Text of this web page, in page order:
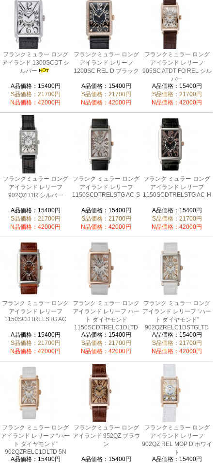
フランクミュラー ロング
アイランド 1300SCDT シ
ルバー
A品価格：15400円
S品価格：21700円
N品価格：42000円
フランクミュラー ロング
アイランド レリーフ
1200SC REL D ブラック
A品価格：15400円
S品価格：21700円
N品価格：42000円
フランクミュラー ロング
アイランド レリーフ
905SC ATDT FO REL シル
バー
A品価格：15400円
S品価格：21700円
N品価格：42000円
フランクミュラー ロング
アイランド レリーフ
902QZD1R シルバー
A品価格：15400円
S品価格：21700円
N品価格：42000円
フランク ミュラー ロング
アイランド レリーフ
1150SCDTRELSTG AC-S
A品価格：15400円
S品価格：21700円
N品価格：42000円
フランク ミュラー ロング
アイランド レリーフ
1150SCDTRELSTG AC-H
A品価格：15400円
S品価格：21700円
N品価格：42000円
フランク ミュラー ロング
アイランド レリーフ
1150SCDTRELSTG AC
A品価格：15400円
S品価格：21700円
N品価格：42000円
フランク ミュラー ロング
アイランド レリーフ ハー
ト ダイヤモンド
1150SCDTRELC1DLTD
5N
A品価格：15400円
S品価格：21700円
N品価格：42000円
フランク ミュラー ロング
アイランド レリーフ “ハー
ト ダイヤモンド”
902QZRELC1DSTGLTD
AC
A品価格：15400円
S品価格：21700円
N品価格：42000円
フランク ミュラー ロング
アイランド レリーフ “ハー
ト ダイヤモンド”
902QZRELC1DLTD 5N
A品価格：15400円
フランクミュラー ロング
アイランド 952QZ ブラウ
ン
A品価格：15400円
フランクミュラー ロング
アイランド レリーフ
902QZ REL MOP D ホワイ
ト
A品価格：15400円